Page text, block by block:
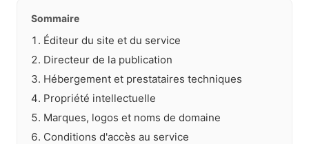
Sommaire
Éditeur du site et du service
Directeur de la publication
Hébergement et prestataires techniques
Propriété intellectuelle
Marques, logos et noms de domaine
Conditions d'accès au service